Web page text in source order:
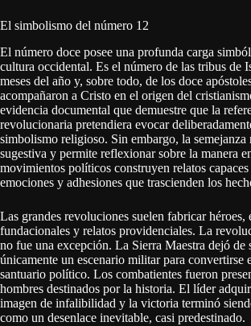
El simbolismo del número 12
El número doce posee una profunda carga
cultura occidental. Es el número de las tribus de
meses del año y, sobre todo, de los doce
acompañaron a Cristo en el origen del
evidencia documental que demuestre que la
revolucionaria pretendiera evocar
simbolismo religioso. Sin embargo, la semejanza
sugestiva y permite reflexionar sobre la manera
movimientos políticos construyen relatos capaces
emociones y adhesiones que trascienden los
Las grandes revoluciones suelen fabricar héroes,
fundacionales y relatos providenciales. La
no fue una excepción. La Sierra Maestra dejó de
únicamente un escenario militar para convertirse
santuario político. Los combatientes fueron
hombres destinados por la historia. El líder
imagen de infalibilidad y la victoria terminó
como un desenlace inevitable, casi predestinado.